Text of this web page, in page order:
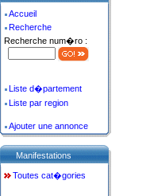
Accueil
Recherche
Recherche num�ro :
Liste d�partement
Liste par region
Ajouter une annonce
Manifestations
Toutes cat�gories